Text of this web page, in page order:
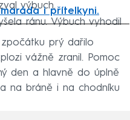
výbuch.
i přítelkyni.
ránu. Výbuch vyhodil
prý dařilo
vážně zranil. Pomoc
den a hlavně do úplně
na bráně i na chodníku